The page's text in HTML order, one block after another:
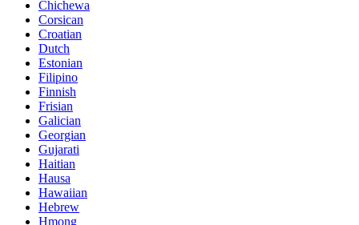
Chichewa
Corsican
Croatian
Dutch
Estonian
Filipino
Finnish
Frisian
Galician
Georgian
Gujarati
Haitian
Hausa
Hawaiian
Hebrew
Hmong